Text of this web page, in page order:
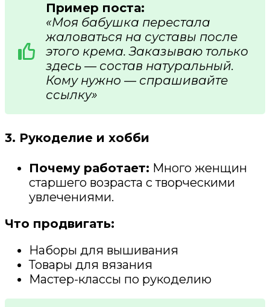
Пример поста:
«Моя бабушка перестала
жаловаться на суставы после
этого крема. Заказываю только
здесь — состав натуральный.
Кому нужно — спрашивайте
ссылку»
3. Рукоделие и хобби
Почему работает: Много женщин
старшего возраста с творческими
увлечениями.
Что продвигать:
Наборы для вышивания
Товары для вязания
Мастер-классы по рукоделию